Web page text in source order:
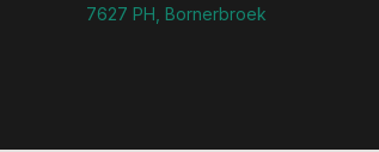
7627 PH, Bornerbroek